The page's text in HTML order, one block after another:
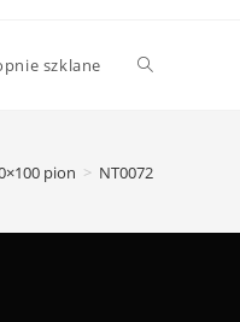
szklane
pion > NT0072